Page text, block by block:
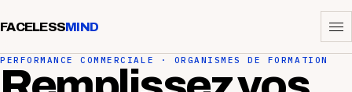
FACELESSMIND
PERFORMANCE COMMERCIALE · ORGANISMES DE FORMATION